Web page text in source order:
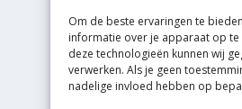
Om de beste ervaringen te
informatie over je apparaat op
deze technologieën kunnen wij
verwerken. Als je geen
nadelige invloed hebben op